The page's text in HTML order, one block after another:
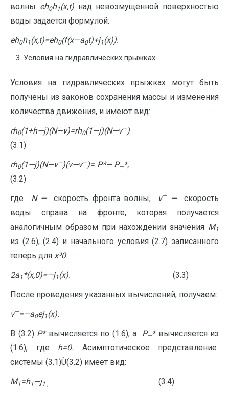
волны eh0h1(x,t) над невозмущенной поверхностью
воды задается формулой:
eh0h1(x,t)=eh0(f(x—a0t)+j1(x)).
Условия на гидравлических прыжках.
Условия на гидравлических прыжках могут быть
получены из законов сохранения массы и изменения
количества движения, и имеют вид:
rh0(1+h—j)(N—v)=rh0(1—j)(N—v—)
(3.1)
rh0(1—j)(N—v—)(v—v—)= P*— P—*,
(3.2)
где N —скорость фронта волны, v— —скорость
воды справа на фронте, которая получается
аналогичным образом при нахождении значения M1
из (2.6), (2.4) и начального условия (2.7) записанного
теперь для x³0:
2a1*(x,0)=—j1(x). (3.3)
После проведения указанных вычислений, получаем:
v—=—a0ej1(x).
В (3.2) P* вычисляется по (1.6), а P—* вычисляется из
(1.6), где h=0. Асимптотическое представление
системы (3.1)Ù(3.2) имеет вид:
M1=h1—j1 ,
(3.4)